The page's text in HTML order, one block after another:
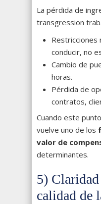
La pérdida de
transgression
Restricciones
conducir, no
Cambio de
horas.
Pérdida de
contratos,
Cuando este
vuelve uno de los
valor de
determinantes.
5)
calidad de